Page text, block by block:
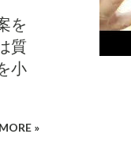
を
質
小
»